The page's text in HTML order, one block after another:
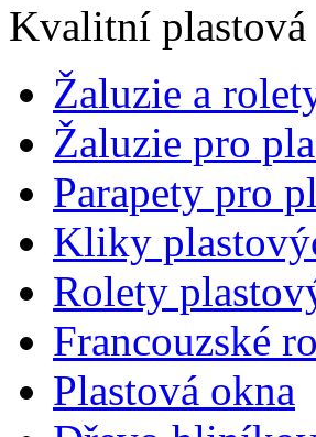
Kvalitní plastová
Žaluzie a
Žaluzie pro
Parapety pro
Kliky
Rolety
Francouzské
Plastová okna